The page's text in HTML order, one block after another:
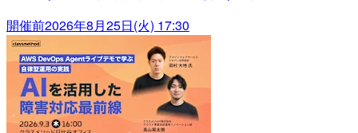
開催前2026年8月25日(火) 17:30